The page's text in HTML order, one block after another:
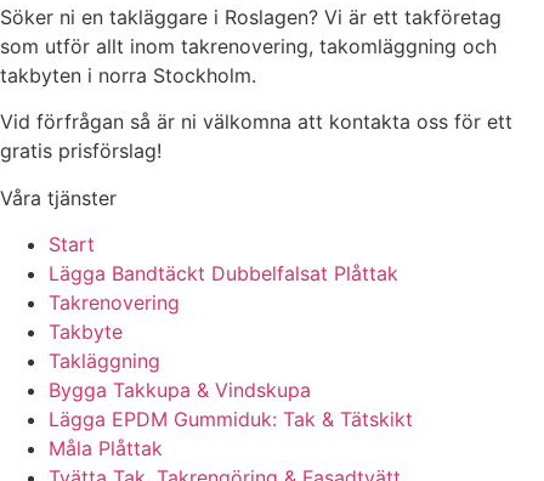
Söker ni en takläggare i Roslagen? Vi är ett takföretag
som utför allt inom takrenovering, takomläggning och
takbyten i norra Stockholm.
Vid förfrågan så är ni välkomna att kontakta oss för ett
gratis prisförslag!
Våra tjänster
Start
Lägga Bandtäckt Dubbelfalsat Plåttak
Takrenovering
Takbyte
Takläggning
Bygga Takkupa & Vindskupa
Lägga EPDM Gummiduk: Tak & Tätskikt
Måla Plåttak